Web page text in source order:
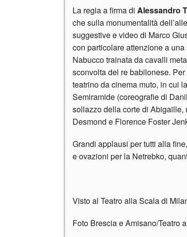
La regia a firma di Alessandro
che sulla monumentalità
suggestive e video di Marco
con particolare attenzione a
Nabucco trainata da cavalli
sconvolta del re babilonese.
teatrino da cinema muto, in cui
Semiramide (coreografie di
sollazzo della corte di Abigaille,
Desmond e Florence Foster
Grandi applausi per tutti alla
e ovazioni per la Netrebko,
Visto al Teatro alla Scala di
Foto Brescia e Amisano/Teatro